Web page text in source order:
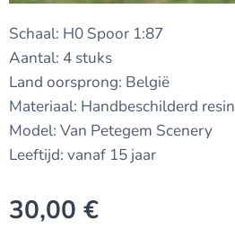
Schaal: H0 Spoor 1:87
Aantal: 4 stuks
Land oorsprong: België
Materiaal: Handbeschilderd resin
Model: Van Petegem Scenery
Leeftijd: vanaf 15 jaar
30,00 €